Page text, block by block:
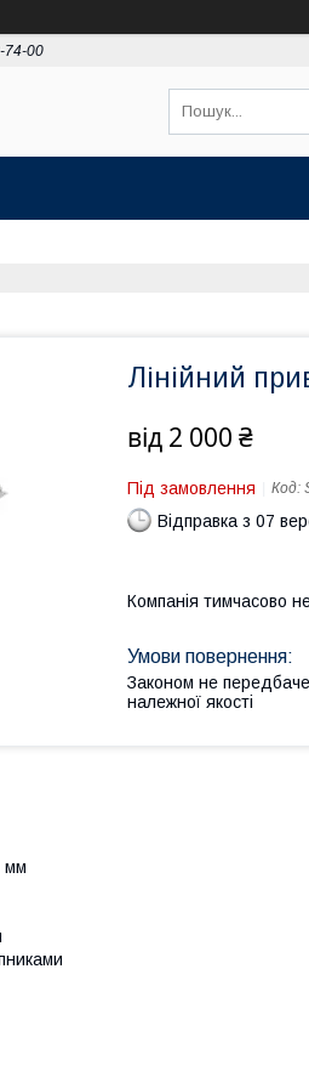
74-00
Лінійний
від 2 000 ₴
Під замовлення Код:
Відправка з 07
Компанія тимчасово
Законом не
належної якості
мм